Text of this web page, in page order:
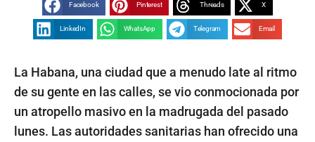
Facebook Pinterest Threads X
LinkedIn WhatsApp Telegram Email
La Habana, una ciudad que a menudo late al ritmo
de su gente en las calles, se vio conmocionada por
un atropello masivo en la madrugada del pasado
lunes. Las autoridades sanitarias han ofrecido una